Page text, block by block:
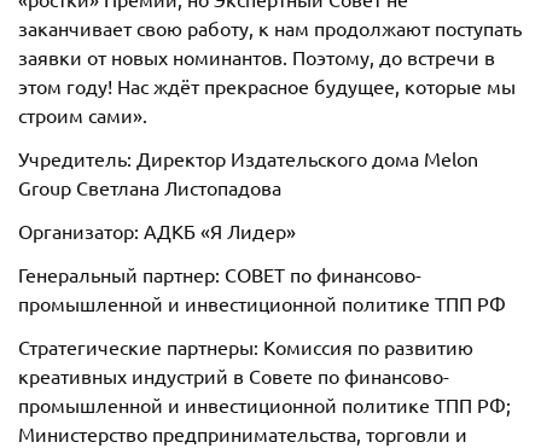
заканчивает свою работу, к нам продолжают поступать
заявки от новых номинантов. Поэтому, до встречи в
этом году! Нас ждёт прекрасное будущее, которые мы
строим сами».
Учредитель: Директор Издательского дома Melon
Group Светлана Листопадова
Организатор: АДКБ «Я Лидер»
Генеральный партнер: СОВЕТ по финансово-
промышленной и инвестиционной политике ТПП РФ
Стратегические партнеры: Комиссия по развитию
креативных индустрий в Совете по финансово-
промышленной и инвестиционной политике ТПП РФ;
Министерство предпринимательства, торговли и